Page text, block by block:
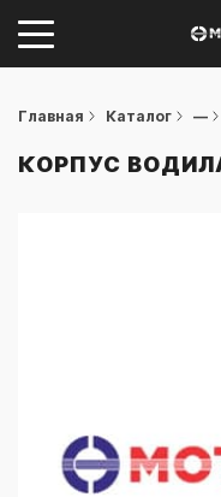
Главная Каталог —
КОРПУС